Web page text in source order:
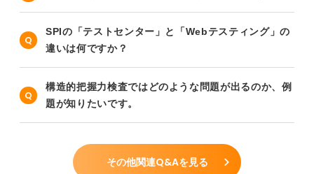
SPIの「テストセンター」と「Webテスティング」の
違いは何ですか？
構造的把握力検査ではどのような問題が出るのか、例
題が知りたいです。
その他関連Q&Aを見る